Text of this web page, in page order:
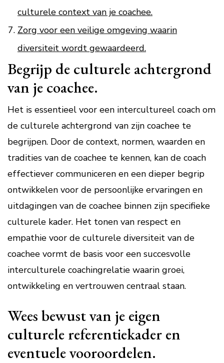
culturele context van je coachee.
Zorg voor een veilige omgeving waarin
diversiteit wordt gewaardeerd.
Begrijp de culturele achtergrond
van je coachee.
Het is essentieel voor een intercultureel coach om
de culturele achtergrond van zijn coachee te
begrijpen. Door de context, normen, waarden en
tradities van de coachee te kennen, kan de coach
effectiever communiceren en een dieper begrip
ontwikkelen voor de persoonlijke ervaringen en
uitdagingen van de coachee binnen zijn specifieke
culturele kader. Het tonen van respect en
empathie voor de culturele diversiteit van de
coachee vormt de basis voor een succesvolle
interculturele coachingrelatie waarin groei,
ontwikkeling en vertrouwen centraal staan.
Wees bewust van je eigen
culturele referentiekader en
eventuele vooroordelen.